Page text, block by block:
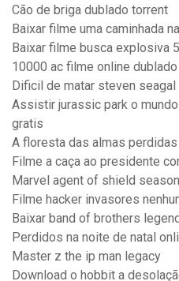
Cão de briga dublado torrent
Baixar filme uma caminhada
Baixar filme busca explosiva 5
10000 ac filme online dublado
Dificil de matar steven
Assistir jurassic park o
gratis
A floresta das almas
Filme a caça ao presidente
Marvel agent of shield
Filme hacker invasores
Baixar band of brothers
Perdidos na noite de natal
Master z the ip man legacy
Download o hobbit a